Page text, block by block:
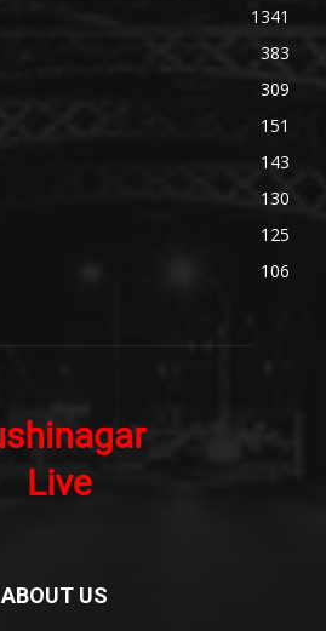
1341
383
309
151
143
130
125
106
ABOUT US